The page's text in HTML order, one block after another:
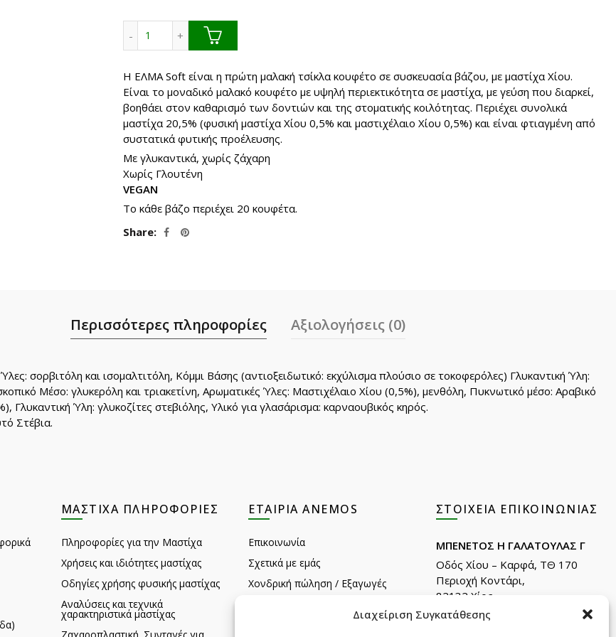
Διαχείριση Συγκατάθεσης
Τσίκλα ΕΛΜΑ Soft Sugar Free 28g ποσότητα
Η ΕΛΜΑ Soft είναι η πρώτη μαλακή τσίκλα κουφέτο σε συσκευασία βάζου, με μαστίχα Χίου.
Είναι το μοναδικό μαλακό κουφέτο με υψηλή περιεκτικότητα σε μαστίχα, με γεύση που διαρκεί,
βοηθάει στον καθαρισμό των δοντιών και της στοματικής κοιλότητας. Περιέχει συνολικά
μαστίχα 20,5% (φυσική μαστίχα Χίου 0,5% και μαστιχέλαιο Χίου 0,5%) και είναι φτιαγμένη από
συστατικά φυτικής προέλευσης.
Με γλυκαντικά, χωρίς ζάχαρη
Χωρίς Γλουτένη
VEGAN
Το κάθε βάζο περιέχει 20 κουφέτα.
Share
Περισσότερες πληροφορίες Αξιολογήσεις (0)
σορβιτόλη και ισομαλτιτόλη, Κόμμι Βάσης (αντιοξειδωτικό: εκχύλισμα πλούσιο σε τοκοφερόλες) Γλυκαντική Ύλη:
Μέσο: γλυκερόλη και τριακετίνη, Αρωματικές Ύλες: Μαστιχέλαιο Χίου (0,5%), μενθόλη, Πυκνωτικό μέσο: Αραβικό
Γλυκαντική Ύλη: γλυκοζίτες στεβιόλης, Υλικό για γλασάρισμα: καρναουβικός κηρός.
Στέβια.
ΜΑΣΤΊΧΑ ΠΛΗΡΟΦΟΡΊΕΣ
Πληροφορίες για την Μαστίχα
Χρήσεις και ιδιότητες μαστίχας
Οδηγίες χρήσης φυσικής μαστίχας
Αναλύσεις και τεχνικά
χαρακτηριστικά μαστίχας
ΕΤΑΙΡΊΑ ANEMOS
Επικοινωνία
Σχετικά με εμάς
Χονδρική πώληση / Εξαγωγές
ΣΤΟΙΧΕΊΑ ΕΠΙΚΟΙΝΩΝΊΑΣ
ΜΠΕΝΕΤΟΣ Η ΓΑΛΑΤΟΥΛΑΣ Γ
Οδός Χίου – Καρφά, ΤΘ 170
Περιοχή Κοντάρι,
82132 Χίος.
Τηλ: +30 22710 22666